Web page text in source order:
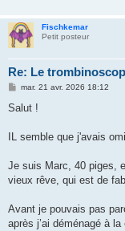
Fischkemar
Petit posteur
Re: Le
M
s
g
mar. 21 avr. 2026 18:12
Salut !
IL semble que j'avais
Je suis Marc, 40 piges,
vieux rêve, qui est de
Avant je pouvais pas
après j’ai déménagé à